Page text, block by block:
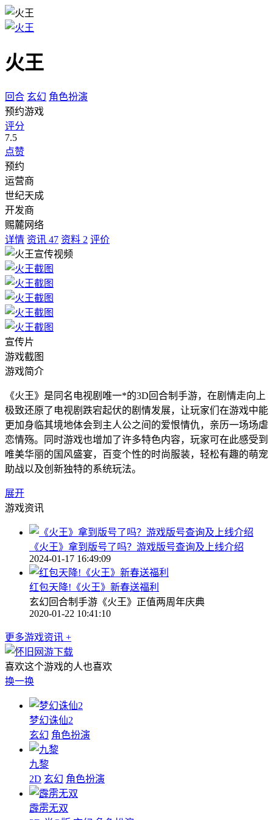
火王
回合 玄幻 角色扮演
预约游戏
评分
7.5
点赞
预约
运营商
世纪天成
开发商
赐麓网络
详情 资讯 47 资料 2 评价
宣传片
游戏截图
游戏简介
《火王》是同名电视剧唯一*的3D回合制手游，在剧情走向上
极致还原了电视剧跌宕起伏的剧情发展，让玩家们在游戏中能
更加身临其境地体会到主人公之间的爱恨情仇，亲历一场场虐
恋情殇。同时游戏也增加了许多特色内容，玩家可在此感受到
唯美华丽的国风盛宴，百变个性的时尚服装，轻松有趣的萌宠
助战以及创新独特的系统玩法。
展开
游戏资讯
《火王》拿到版号了吗？游戏版号查询及上线介绍
2024-01-17 16:49:09
红包天降!《火王》新春送福利
玄幻回合制手游《火王》正值两周年庆典
2020-01-22 10:41:10
更多游戏资讯 +
喜欢这个游戏的人也喜欢
换一换
梦幻诛仙2
玄幻 角色扮演
九黎
2D 玄幻 角色扮演
霹雳无双